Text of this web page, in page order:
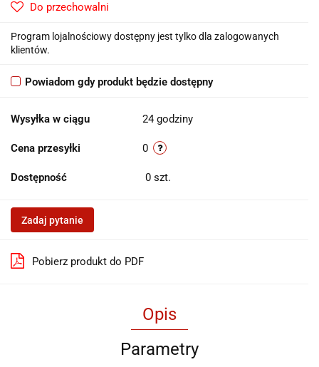
Do przechowalni
Program lojalnościowy dostępny jest tylko dla zalogowanych
klientów.
Powiadom gdy produkt będzie dostępny
Wysyłka w ciągu 24 godziny
Cena przesyłki 0
Dostępność 0 szt.
Zadaj pytanie
Pobierz produkt do PDF
Opis
Parametry